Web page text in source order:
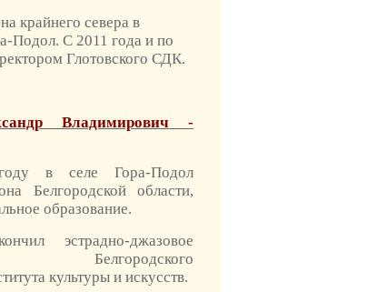
крайнего севера в
Подол. С 2011 года и по
Глотовского СДК.
Владимирович -
в селе Гора-Подол
Белгородской области,
образование.
эстрадно-джазовое
культуры и искусств.